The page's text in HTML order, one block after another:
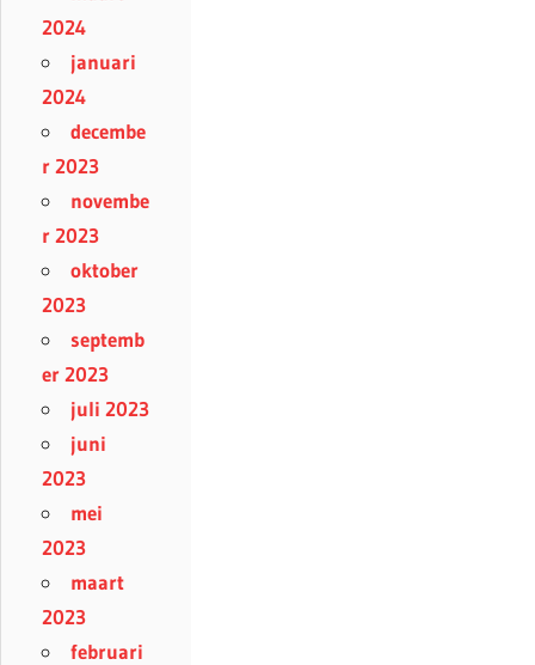
2024
januari
2024
decembe
r 2023
novembe
r 2023
oktober
2023
septemb
er 2023
juli 2023
juni
2023
mei
2023
maart
2023
februari